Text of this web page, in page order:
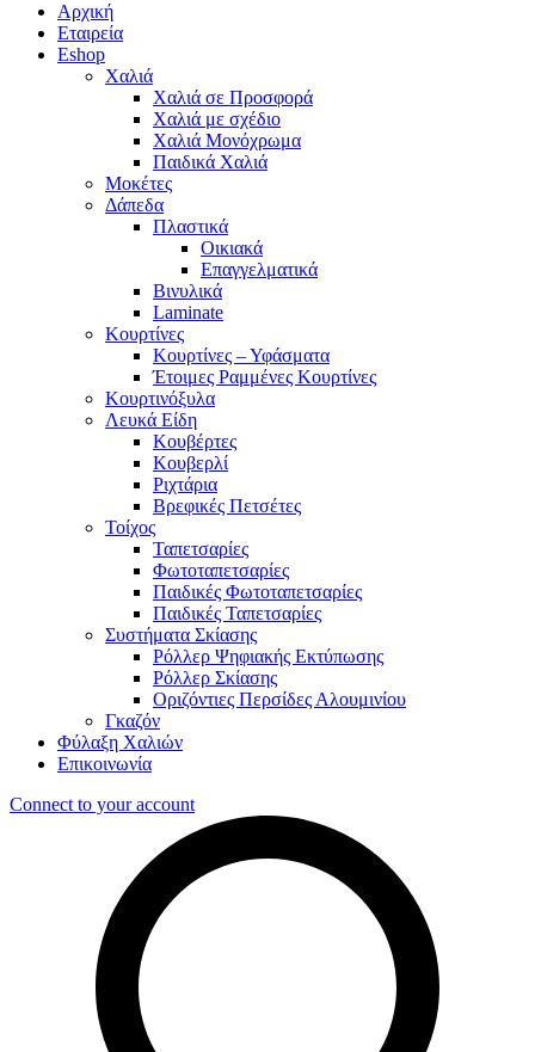
Αρχική
Εταιρεία
Eshop
Χαλιά
Χαλιά σε Προσφορά
Χαλιά με σχέδιο
Χαλιά Μονόχρωμα
Παιδικά Χαλιά
Μοκέτες
Δάπεδα
Πλαστικά
Οικιακά
Επαγγελματικά
Βινυλικά
Laminate
Κουρτίνες
Κουρτίνες – Υφάσματα
Έτοιμες Ραμμένες Κουρτίνες
Κουρτινόξυλα
Λευκά Είδη
Κουβέρτες
Κουβερλί
Ριχτάρια
Βρεφικές Πετσέτες
Τοίχος
Ταπετσαρίες
Φωτοταπετσαρίες
Παιδικές Φωτοταπετσαρίες
Παιδικές Ταπετσαρίες
Συστήματα Σκίασης
Ρόλλερ Ψηφιακής Εκτύπωσης
Ρόλλερ Σκίασης
Οριζόντιες Περσίδες Αλουμινίου
Γκαζόν
Φύλαξη Χαλιών
Επικοινωνία
Connect to your account